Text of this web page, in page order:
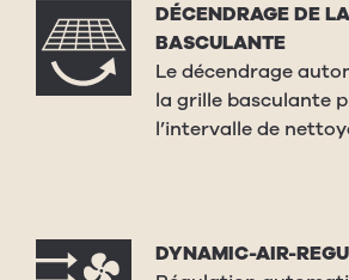
DÉCENDRAGE DE
BASCULANTE
Le décendrage
la grille basculante
l’intervalle de
DYNAMIC-AIR-